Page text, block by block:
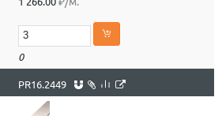
0
PR16.2449